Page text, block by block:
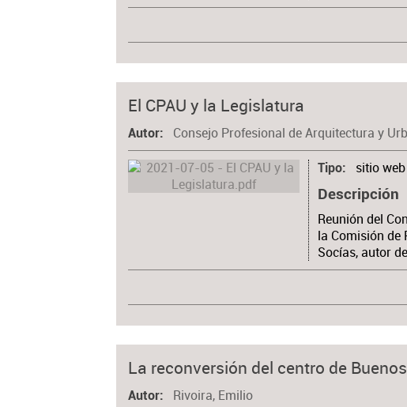
El CPAU y la Legislatura
Autor Consejo Profesional de Arquitectura y
Tipo sitio web
Descripción
Reunión del
la Comisión de
Socías, autor
La reconversión del centro de
Autor Rivoira, Emilio